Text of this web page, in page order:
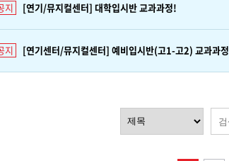
[연기/뮤지컬센터] 대학입시반 교과과정!
[연기센터/뮤지컬센터] 예비입시반(고1-고2) 교과과정